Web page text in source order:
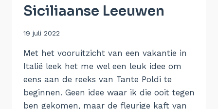
Siciliaanse Leeuwen
Door
19 juli 2022
Met het vooruitzicht van een vakantie in
Italië leek het me wel een leuk idee om
eens aan de reeks van Tante Poldi te
beginnen. Geen idee waar ik die ooit tegen
ben gekomen, maar de fleurige kaft van